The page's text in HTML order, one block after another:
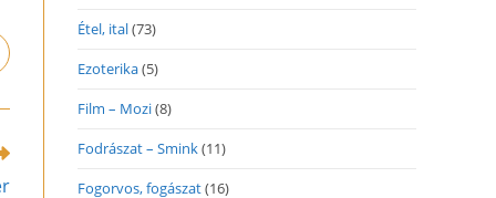
Étel, ital(73)
Ezoterika(5)
Film – Mozi(8)
Fodrászat – Smink(11)
Fogorvos, fogászat(16)